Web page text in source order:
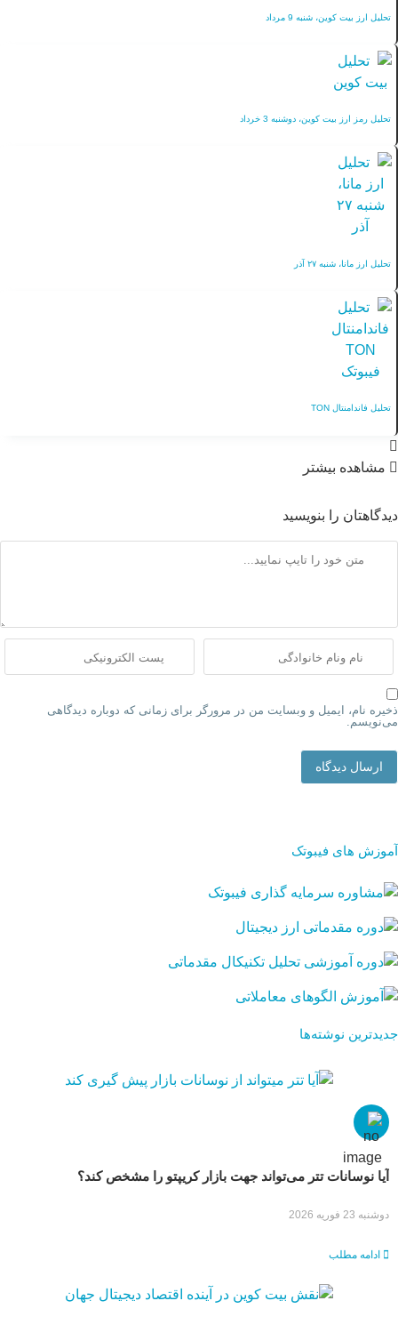
تحلیل ارز بیت کوین، شنبه 9 مرداد
تحلیل رمز ارز بیت کوین، دوشنبه 3 خرداد
تحلیل ارز مانا، شنبه ۲۷ آذر
تحلیل فاندامنتال TON
مشاهده بیشتر
دیدگاهتان را بنویسید
ذخیره نام، ایمیل و وبسایت من در مرورگر برای زمانی که دوباره دیدگاهی
می‌نویسم.
ارسال دیدگاه
آموزش های فیبوتک
جدیدترین نوشته‌ها
آیا نوسانات تتر می‌تواند جهت بازار کریپتو را مشخص کند؟
دوشنبه 23 فوریه 2026
ادامه مطلب